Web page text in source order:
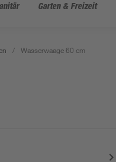
Garten & Freizeit
/ Wasserwaage 60 cm